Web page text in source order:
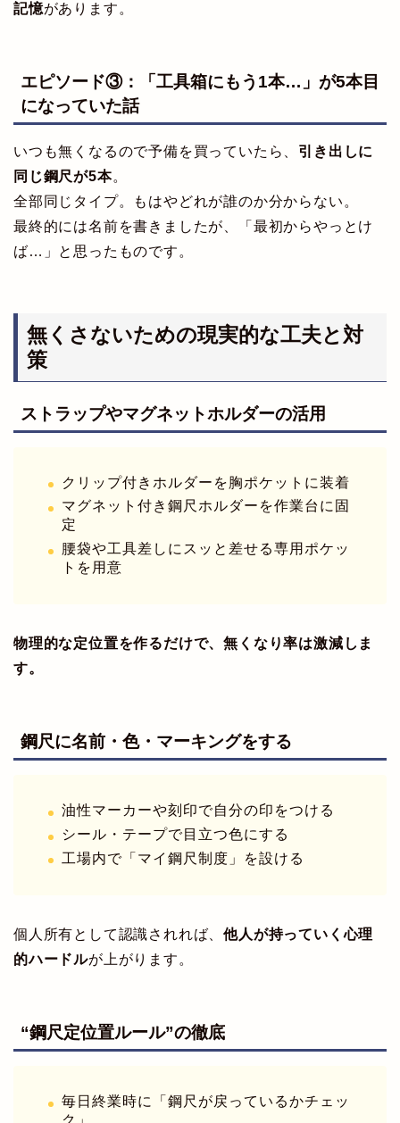
記憶があります。
エピソード③：「工具箱にもう1本…」が5本目
になっていた話
いつも無くなるので予備を買っていたら、 引き出しに
同じ鋼尺が5本。
全部同じタイプ。もはやどれが誰のか分からない。
最終的には名前を書きましたが、「最初からやっとけ
ば…」と思ったものです。
無くさないための現実的な工夫と対
策
ストラップやマグネットホルダーの活用
クリップ付きホルダーを胸ポケットに装着
マグネット付き鋼尺ホルダーを作業台に固
定
腰袋や工具差しにスッと差せる専用ポケッ
トを用意
物理的な定位置を作るだけで、無くなり率は激減しま
す。
鋼尺に名前・色・マーキングをする
油性マーカーや刻印で自分の印をつける
シール・テープで目立つ色にする
工場内で「マイ鋼尺制度」を設ける
個人所有として認識されれば、他人が持っていく心理
的ハードルが上がります。
“鋼尺定位置ルール”の徹底
毎日終業時に「鋼尺が戻っているかチェッ
ク」